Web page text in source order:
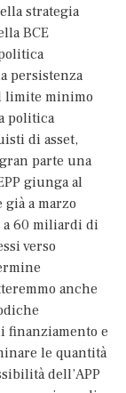
strategia
BCE
persistenza
limite minimo
politica
di asset,
parte una
giunga al
a marzo
a 60 miliardi di
verso
anche
e
le quantità
dell’APP